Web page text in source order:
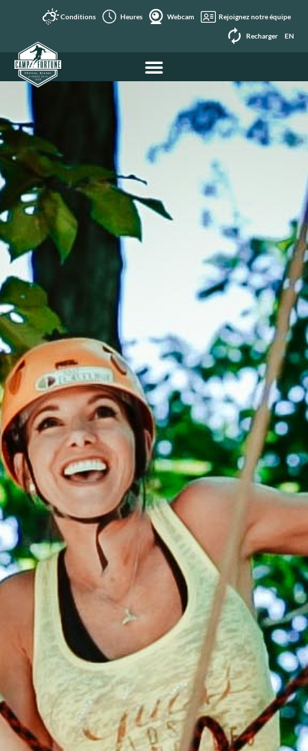
Conditions Heures Webcam Rejoignez notre équipe
Recharger EN